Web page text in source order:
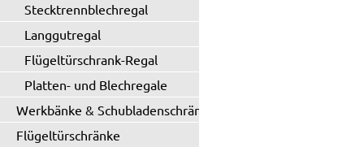
Stecktrennblechregal
Langgutregal
Flügeltürschrank-Regal
Platten- und Blechregale
Werkbänke & Schubladenschränke
Flügeltürschränke